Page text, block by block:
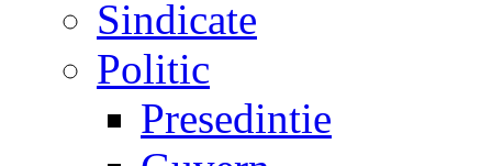
Sindicate
Politic
Presedintie